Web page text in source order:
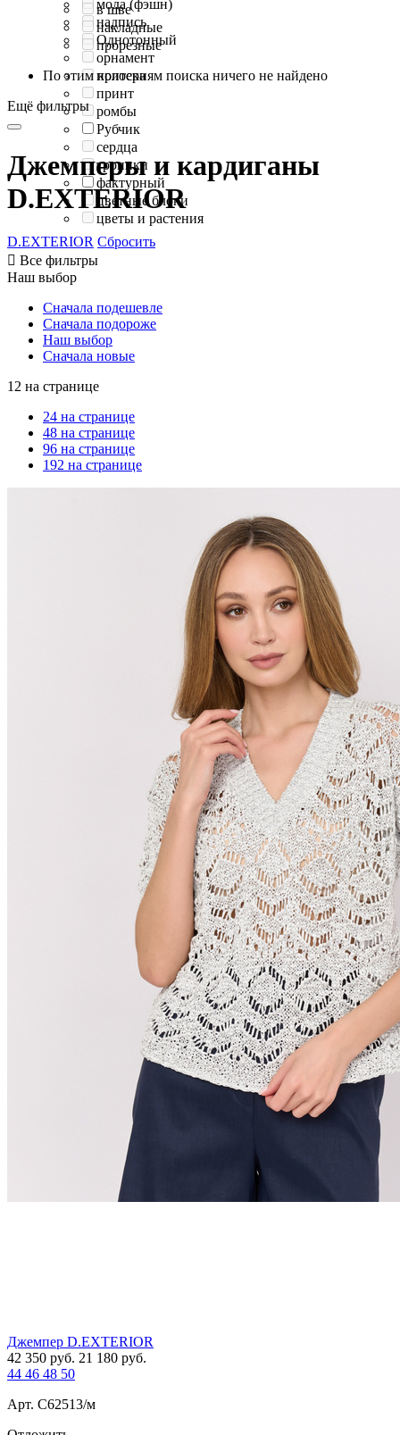
мода (фэшн)
надпись
Однотонный
орнамент
полоска
принт
ромбы
Рубчик
сердца
тропики
фактурный
цветные блоки
цветы и растения
в шве
накладные
прорезные
По этим критериям поиска ничего не найдено
Ещё фильтры
Джемперы и кардиганы
D.EXTERIOR
D.EXTERIOR Сбросить
 Все фильтры
Наш выбор
Сначала подешевле
Сначала подороже
Наш выбор
Сначала новые
12 на странице
24 на странице
48 на странице
96 на странице
192 на странице
Джемпер D.EXTERIOR
42 350 руб. 21 180 руб.
44 46 48 50
Арт. С62513/м